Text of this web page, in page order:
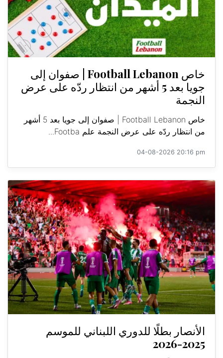
خاص Football Lebanon | صفوان إلى
جويا بعد 5 أشهر من انتظار ردّه على عرض
النجمة
خاص Football Lebanon | صفوان إلى جويا بعد 5 أشهر
من انتظار ردّه على عرض النجمة علم Footba...
04-08-2026 20:16 pm
الأنصار بطلًا للدوري اللبناني للموسم
2025-2026